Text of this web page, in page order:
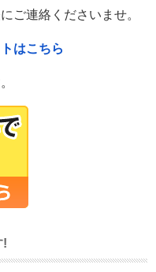
ご連絡くださいませ。
はこちら
!